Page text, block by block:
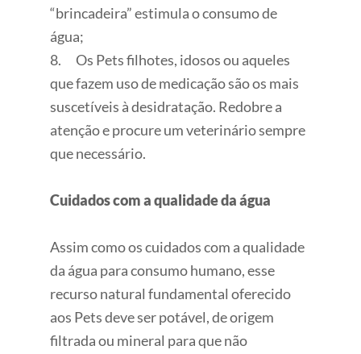
“brincadeira” estimula o consumo de
água;
8. Os Pets filhotes, idosos ou aqueles
que fazem uso de medicação são os mais
suscetíveis à desidratação. Redobre a
atenção e procure um veterinário sempre
que necessário.
Cuidados com a qualidade da água
Assim como os cuidados com a qualidade
da água para consumo humano, esse
recurso natural fundamental oferecido
aos Pets deve ser potável, de origem
filtrada ou mineral para que não